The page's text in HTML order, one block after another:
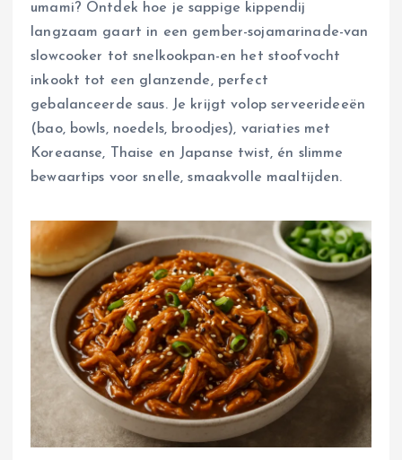
umami? Ontdek hoe je sappige kippendij
langzaam gaart in een gember-sojamarinade-van
slowcooker tot snelkookpan-en het stoofvocht
inkookt tot een glanzende, perfect
gebalanceerde saus. Je krijgt volop serveerideeën
(bao, bowls, noedels, broodjes), variaties met
Koreaanse, Thaise en Japanse twist, én slimme
bewaartips voor snelle, smaakvolle maaltijden.